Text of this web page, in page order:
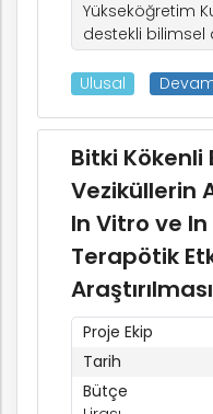
Yükseköğretim
destekli bilimsel
Ulusal
Bitki Kökenli
Veziküllerin
In Vitro ve
Terapötik
Araştırılması
Proje Ekip
Tarih
Bütçe